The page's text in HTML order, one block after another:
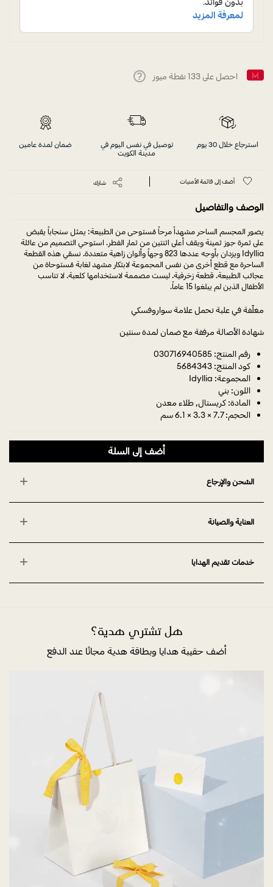
احصل على 133 نقطة ميوز
استرجاع خلال 30 يوم
توصيل في نفس اليوم في
مدينة الكويت
ضمان لمدة عامين
أضف إلى قائمة الأمنيات شارك
الوصف والتفاصيل
يصور المجسم الساحر مشهداً مرحاً مُستوحى من الطبيعة: يمثل سنجاباً يقبض
على ثمرة جوز ثمينة ويقف أعلى اثنتين من ثمار الفطر. استوحي التصميم من عائلة
Idyllia ويزدان بأوجه عددها 823 وجهاً وألوان زاهية متعددة. نسقي هذه القطعة
الساحرة مع قطع أخرى من نفس المجموعة لابتكار مشهد لغابة مُستوحاة من
عجائب الطبيعة. قطعة زخرفية. ليست مصممة لاستخدامها كلعبة. لا تناسب
الأطفال الذين لم يبلغوا 15 عاماً.
مغلّفة في علبة تحمل علامة سواروفسكي
شهادة الأصالة مرفقة مع ضمان لمدة سنتين
رقم المنتج: 030716940585
كود المنتج: 5684343
المجموعة: Idyllia
اللون: بني
المادة: كريستال, طلاء معدن
الحجم: 7.7 × 3.3 × 6.1 سم
أضف إلى السلة
الشحن والإرجاع
العناية والصيانة
خدمات تقديم الهدايا
هل تشتري هدية؟
أضف حقيبة هدايا وبطاقة هدية مجانًا عند الدفع